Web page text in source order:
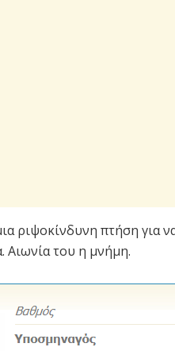
ριψοκίνδυνη πτήση για
Αιωνία του η μνήμη.